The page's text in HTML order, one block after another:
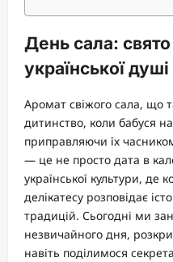
День сала: свято
української душі
Аромат свіжого сала, що
дитинство, коли бабуся
приправляючи їх
— це не просто дата в
української культури, де
делікатесу розповідає
традицій. Сьогодні ми
незвичайного дня,
навіть поділимося